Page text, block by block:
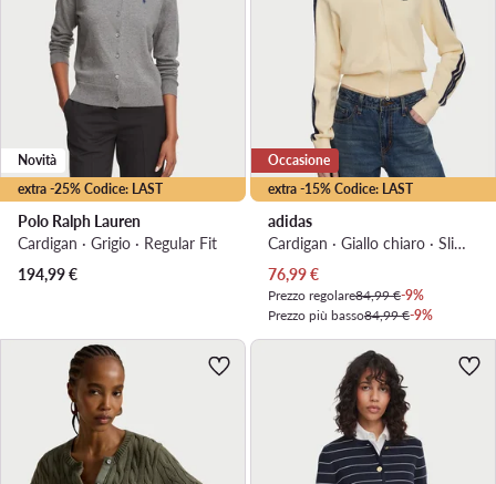
extra -25% Codice: LAST
Novità
Polo Ralph Lauren
Cardigan · Grigio · Regular Fit
194,99€
extra -15% Codice: LAST
Occasione
adidas
Cardigan · Giallo chiaro · Slim Fit
Prezzo attuale
76,99€
Prezzo regolare84,99 €-9%
Prezzo più basso84,99 €-9%